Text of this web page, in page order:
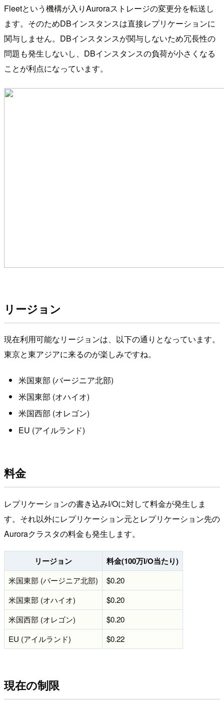
Fleetという機構が入りAuroraストレージの変更分を転送し
ます。そのためDBインスタンスは直接レプリケーションに
関与しません。DBインスタンスが関与しないため冗長性の
問題も発生しないし、DBインスタンスの負荷が小さくなる
ことが利点になっています。
リージョン
現在利用可能なリージョンは、以下の通りとなっています。
東京と東アジアに来るのが楽しみですね。
米国東部 (バージニア北部)
米国東部 (オハイオ)
米国西部 (オレゴン)
EU (アイルランド)
料金
レプリケーションの書き込みI/Oに対して料金が発生しま
す。それ以外にレプリケーション元とレプリケーション先の
Auroraクラスタの料金も発生します。
リージョン 料金(100万I/O当たり)
米国東部 (バージニア北部)
$0.20
米国東部 (オハイオ)
$0.20
米国西部 (オレゴン)
$0.20
EU (アイルランド)
$0.22
現在の制限